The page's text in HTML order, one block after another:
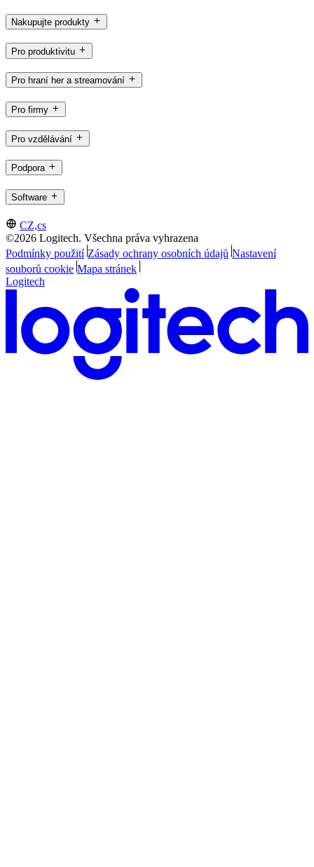
Nakupujte produkty
Pro produktivitu
Pro hraní her a streamování
Pro firmy
Pro vzdělávání
Podpora
Software
CZ,cs
©2026 Logitech. Všechna práva vyhrazena
Podmínky použití Zásady ochrany osobních údajů Nastavení
souborů cookie Mapa stránek
Logitech